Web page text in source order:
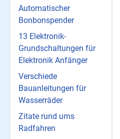
Automatischer
Bonbonspender
13 Elektronik-
Grundschaltungen für
Elektronik Anfänger
Verschiede
Bauanleitungen für
Wasserräder
Zitate rund ums
Radfahren